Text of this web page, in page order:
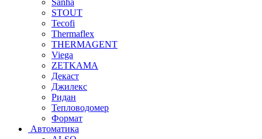
STOUT
Tecofi
Thermaflex
THERMAGENT
Viega
ZETKAMA
Декаст
Джилекс
Ридан
Тепловодомер
Формат
Автоматика